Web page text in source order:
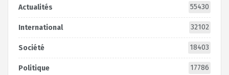
Actualités 55430
International 32102
Société 18403
Politique 17786